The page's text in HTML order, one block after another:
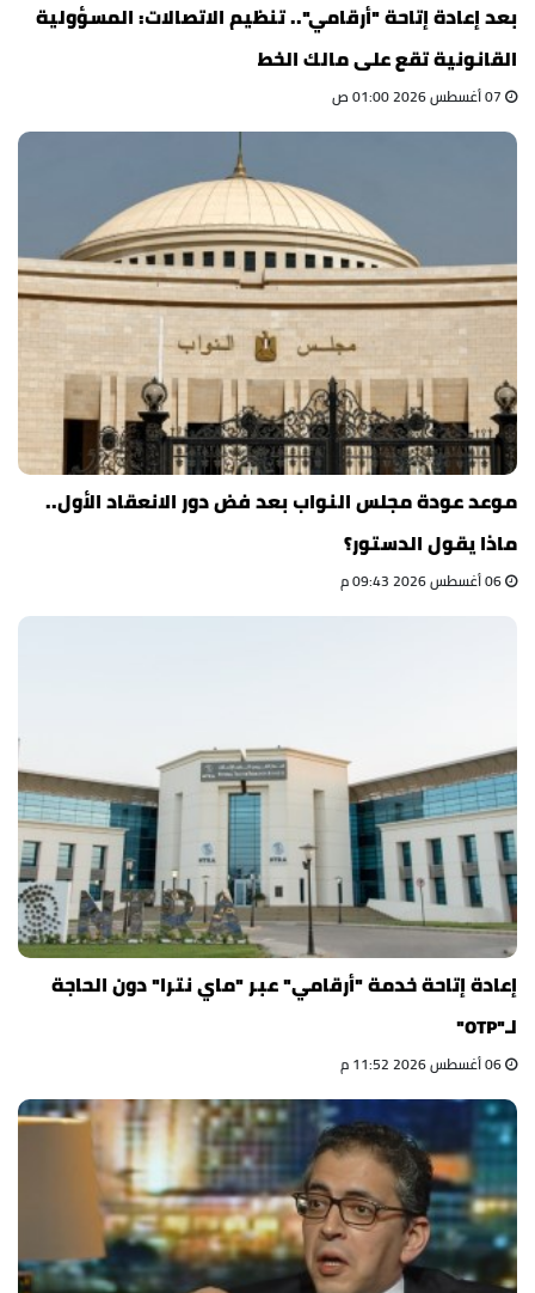
بعد إعادة إتاحة "أرقامي".. تنظيم الاتصالات: المسؤولية
القانونية تقع على مالك الخط
موعد عودة مجلس النواب بعد فض دور الانعقاد الأول..
ماذا يقول الدستور؟
إعادة إتاحة خدمة "أرقامي" عبر "ماي نترا" دون الحاجة
لـ"OTP"